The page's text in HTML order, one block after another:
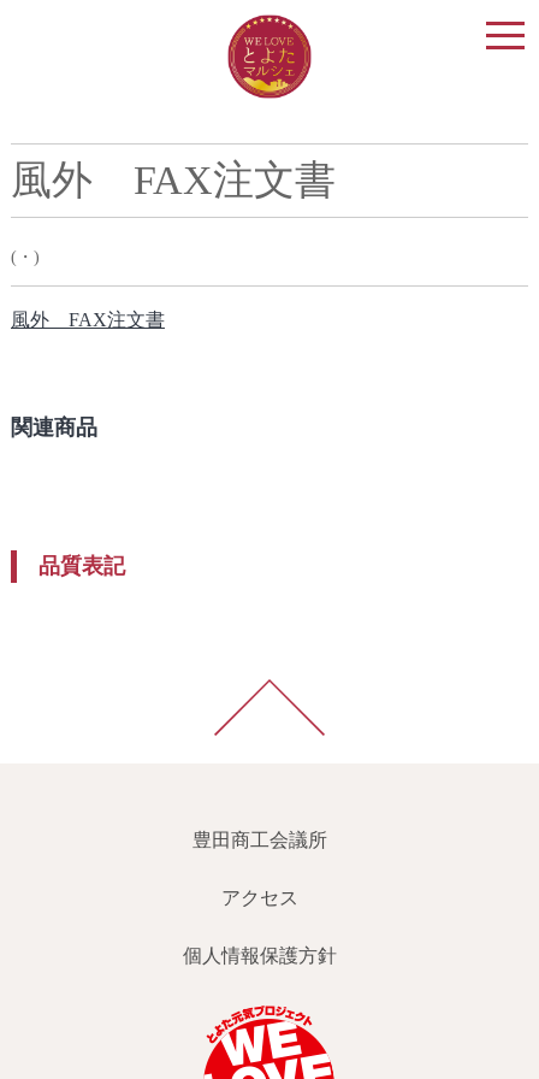
風外 FAX注文書
(・)
風外 FAX注文書
関連商品
品質表記
豊田商工会議所
アクセス
個人情報保護方針